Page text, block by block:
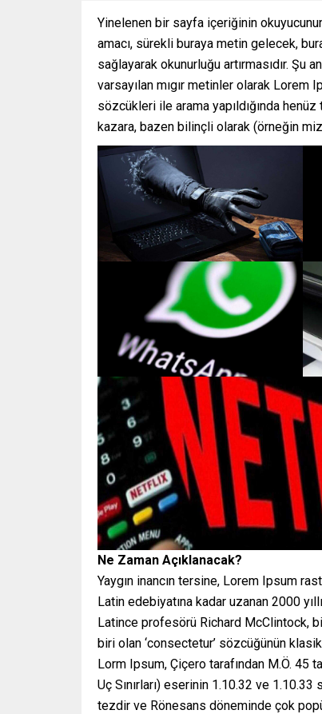
Yinelenen bir sayfa içeriğinin
amacı, sürekli buraya metin gelecek,
sağlayarak okunurluğu artırmasıdır.
varsayılan mıgır metinler olarak Lorem
sözcükleri ile arama yapıldığında
kazara, bazen bilinçli olarak (örneğin
Ne Zaman Açıklanacak?
Yaygın inancın tersine, Lorem Ipsum
Latin edebiyatına kadar uzanan 2000
Latince profesörü Richard McClintock,
biri olan ‘consectetur’ sözcüğünün
Lorm Ipsum, Çiçero tarafından M.Ö. 45
Uç Sınırları) eserinin 1.10.32 ve
tezdir ve Rönesans döneminde çok